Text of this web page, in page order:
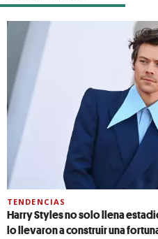
TENDENCIAS
Harry Styles no solo llena
lo llevaron a construir una